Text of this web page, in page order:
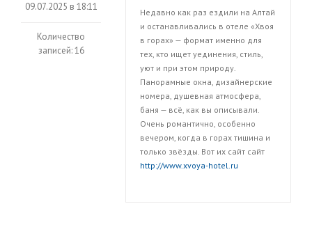
09.07.2025 в 18:11
Количество
записей: 16
Недавно как раз ездили на Алтай
и останавливались в отеле «Хвоя
в горах» — формат именно для
тех, кто ищет уединения, стиль,
уют и при этом природу.
Панорамные окна, дизайнерские
номера, душевная атмосфера,
баня — всё, как вы описывали.
Очень романтично, особенно
вечером, когда в горах тишина и
только звёзды. Вот их сайт сайт
http://www.xvoya-hotel.ru